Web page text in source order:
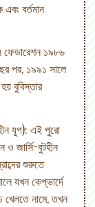
বর্তমান
ফেডারেশন ১৯৮৬
পর, ১৯৯১ সালে
বুবিস্তার
যুগ): এই পুরো
জার্সি-বুটহীন
শুরুতে
কেপ্ভার্দে
খেলতে নামে, তখন